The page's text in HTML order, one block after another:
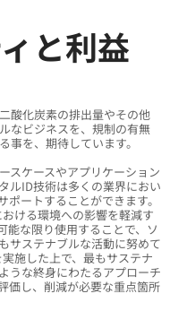
と利益
酸化炭素の排出量やその他
なビジネスを、規制の有無
事を、期待しています。
スケースやアプリケーション
ルID技術は多くの業界におい
ートすることができます。
ける環境への影響を軽減す
な限り使用することで、ソ
サステナブルな活動に努めて
施した上で、最もサステナ
うな終身にわたるアプローチ
価し、削減が必要な重点箇所